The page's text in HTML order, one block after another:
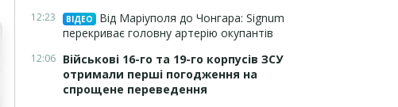
12:23 ВІДЕО
Від Маріуполя до Чонгара: Signum
перекриває головну артерію окупантів
12:06 Військові 16-го та 19-го корпусів ЗСУ
отримали перші погодження на
спрощене переведення